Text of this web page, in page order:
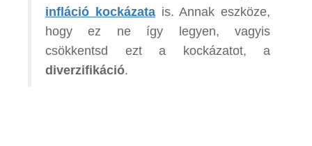
infláció kockázatais. Annak eszköze,
hogy ez ne így legyen, vagyis
csökkentsd ezt a kockázatot, a
diverzifikáció.